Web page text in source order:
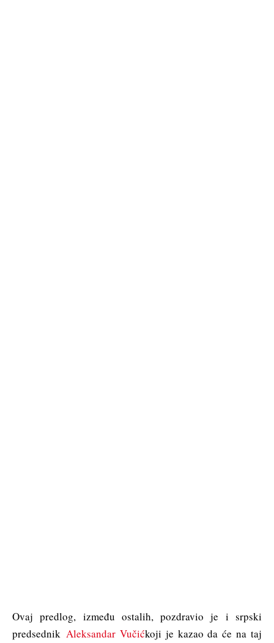
Ovaj predlog, između ostalih, pozdravio je i srpski
predsednik Aleksandar Vučićkoji je kazao da će na taj